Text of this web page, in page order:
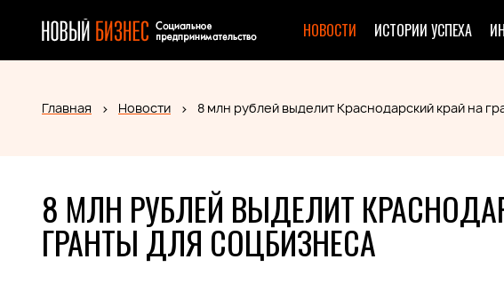
НОВОСТИ ИСТОРИИ УСПЕХА
Главная Новости 8 млн рублей выделит Краснодарский край на
8 МЛН РУБЛЕЙ ВЫДЕЛИТ
ГРАНТЫ ДЛЯ СОЦБИЗНЕСА